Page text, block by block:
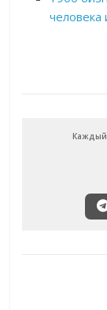
человека
Каждый